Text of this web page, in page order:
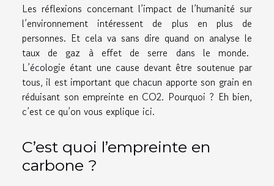
Les réflexions concernant l’impact de l’humanité sur
l’environnement intéressent de plus en plus de
personnes. Et cela va sans dire quand on analyse le
taux de gaz à effet de serre dans le monde.
L’écologie étant une cause devant être soutenue par
tous, il est important que chacun apporte son grain en
réduisant son empreinte en CO2. Pourquoi ? Eh bien,
c’est ce qu’on vous explique ici.
C’est quoi l’empreinte en
carbone ?